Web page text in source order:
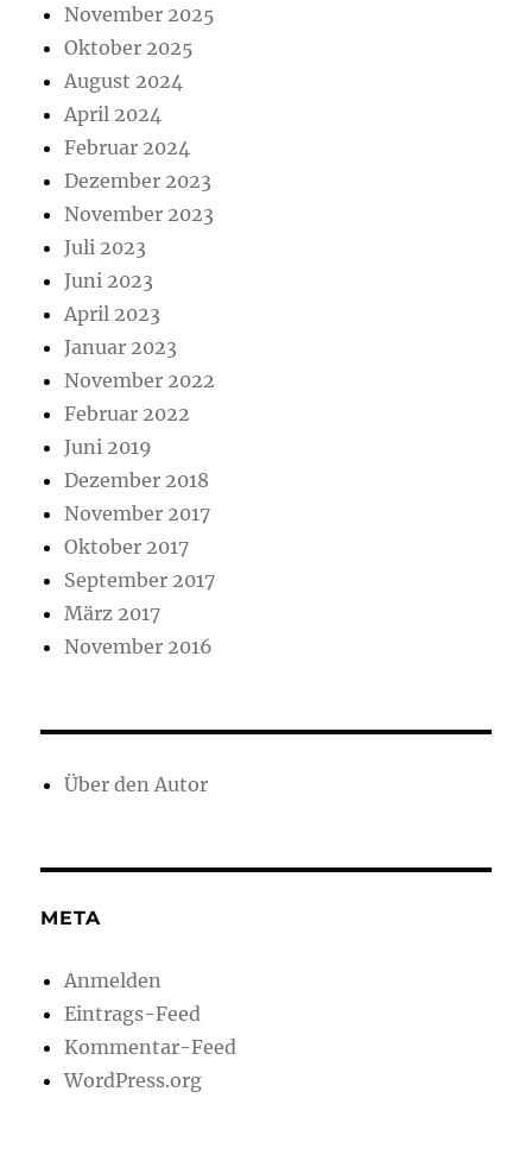
November 2025
Oktober 2025
August 2024
April 2024
Februar 2024
Dezember 2023
November 2023
Juli 2023
Juni 2023
April 2023
Januar 2023
November 2022
Februar 2022
Juni 2019
Dezember 2018
November 2017
Oktober 2017
September 2017
März 2017
November 2016
Über den Autor
META
Anmelden
Eintrags-Feed
Kommentar-Feed
WordPress.org